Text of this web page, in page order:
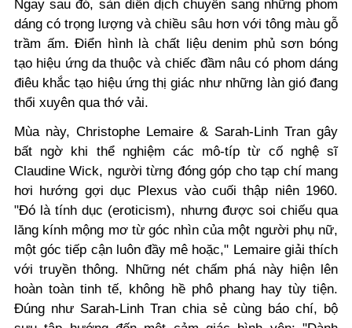
Ngay sau đó, sàn diễn dịch chuyển sang những phom
dáng có trọng lượng và chiều sâu hơn với tông màu gỗ
trầm ấm. Điển hình là chất liệu denim phủ sơn bóng
tạo hiệu ứng da thuộc và chiếc đầm nâu có phom dáng
điêu khắc tạo hiệu ứng thị giác như những làn gió đang
thổi xuyên qua thớ vải.
Mùa này, Christophe Lemaire & Sarah-Linh Tran gây
bất ngờ khi thể nghiệm các mô-típ từ cố nghệ sĩ
Claudine Wick, người từng đóng góp cho tạp chí mang
hơi hướng gợi dục Plexus vào cuối thập niên 1960.
"Đó là tính dục (eroticism), nhưng được soi chiếu qua
lăng kính mộng mơ từ góc nhìn của một người phụ nữ,
một góc tiếp cận luôn đầy mê hoặc," Lemaire giải thích
với truyền thông. Những nét chấm phá này hiện lên
hoàn toàn tinh tế, không hề phô phang hay tùy tiện.
Đúng như Sarah-Linh Tran chia sẻ cùng báo chí, bộ